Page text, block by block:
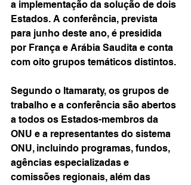
a implementação da solução de dois
Estados. A conferência, prevista
para junho deste ano, é presidida
por França e Arábia Saudita e conta
com oito grupos temáticos distintos.
Segundo o Itamaraty, os grupos de
trabalho e a conferência são abertos
a todos os Estados-membros da
ONU e a representantes do sistema
ONU, incluindo programas, fundos,
agências especializadas e
comissões regionais, além das